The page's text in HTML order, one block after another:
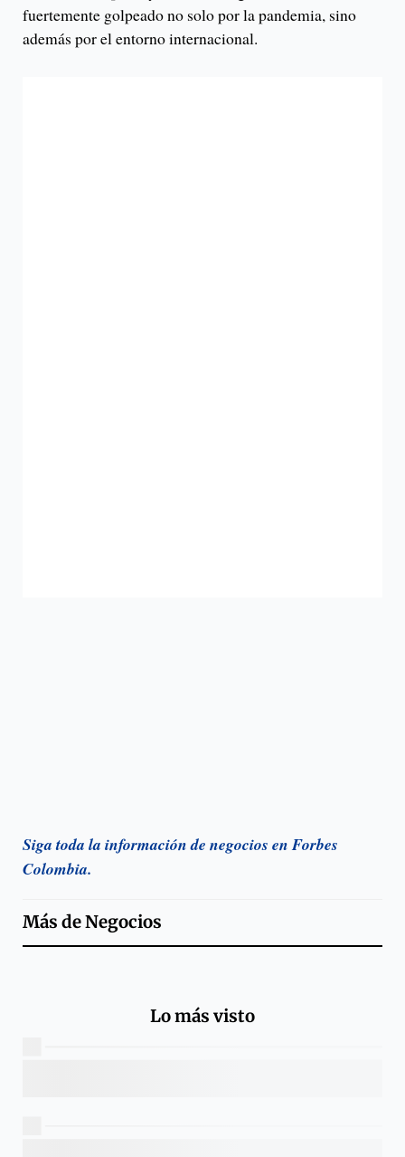
fuertemente golpeado no solo por la pandemia, sino
además por el entorno internacional.
Siga toda la información de negocios en Forbes
Colombia.
Más deNegocios
Lo más visto